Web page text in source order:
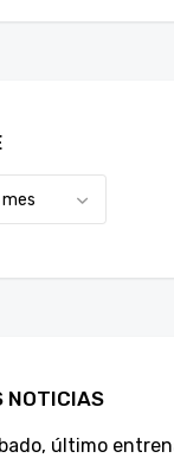
NOTICIAS
último